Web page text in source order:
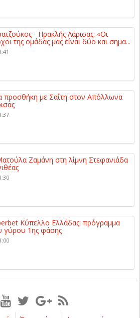
- Ηρακλής Λάρισας: «Οι
της ομάδας μας είναι δύο και σημα...
προσθήκη με Σαΐτη στον Απόλλωνα
Ζαμάνη στη λίμνη Στεφανιάδα
Κύπελλο Ελλάδας: πρόγραμμα
γύρου 1ης φάσης